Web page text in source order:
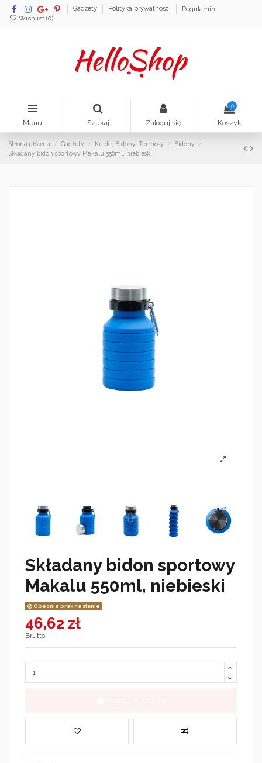
Gadżety Polityka prywatności
Regulamin
Wishlist (0)
Menu Szukaj Zaloguj się
0
Koszyk
Strona główna Gadżety Kubki, Bidony, Termosy
Bidony
Składany bidon sportowy Makalu 550ml, niebieski
Składany bidon sportowy
Makalu 550ml, niebieski
Obecnie brak na stanie
46,62 zł
Brutto